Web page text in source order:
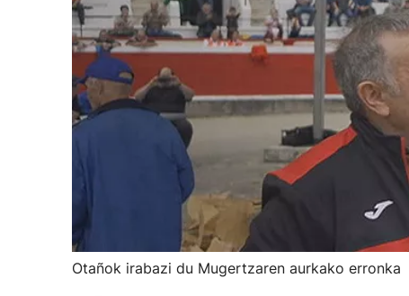
Otañok irabazi du Mugertzaren aurkako erronka